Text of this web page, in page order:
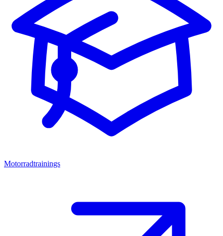
Motorradtrainings